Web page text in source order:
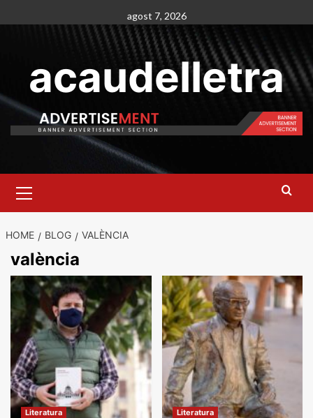
to
agost 7, 2026
acaudelletra
Menu
HOME BLOG VALÈNCIA
valència
Literatura Literatura